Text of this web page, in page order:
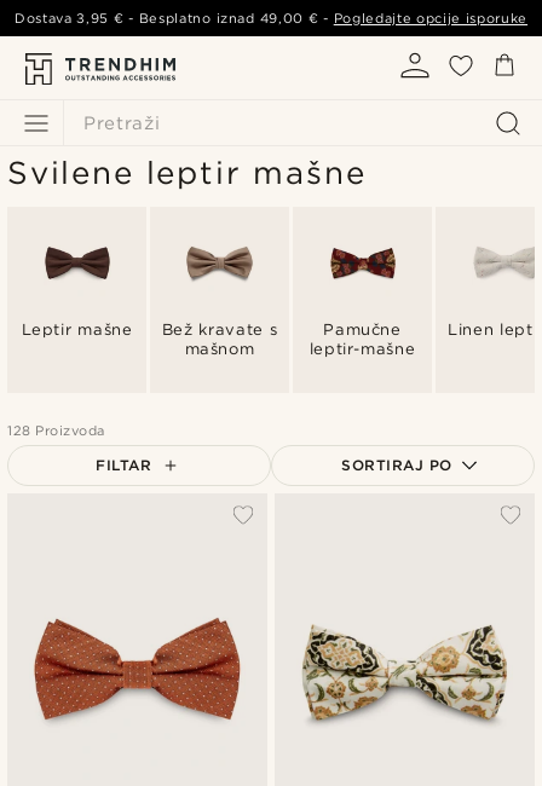
Pretraži
Dostava3,95 € - Besplatno iznad 49,00 € - Pogledajte opcije isporuke
Svilene leptir mašne
Leptir mašne
Bež kravate s
mašnom
Pamučne
leptir-mašne
Linen
128 Proizvoda
FILTAR SORTIRAJ PO